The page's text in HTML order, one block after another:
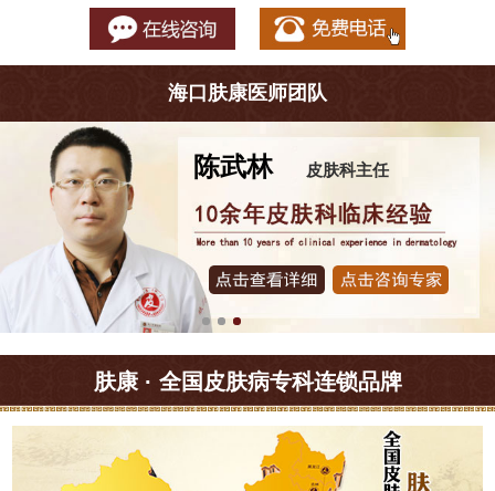
海口肤康医师团队
陈武林 皮肤科主任
肤康 · 全国皮肤病专科连锁品牌